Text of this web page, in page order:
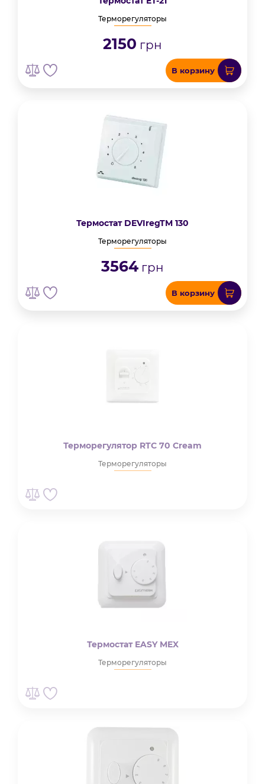
Терморегуляторы
2150 грн
В корзину
Термостат DEVIregTM 130
Терморегуляторы
3564 грн
В корзину
Терморегулятор RTC 70 Cream
Терморегуляторы
Термостат EASY MEX
Терморегуляторы